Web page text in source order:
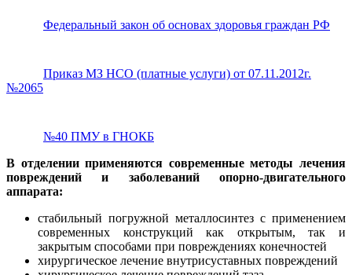
Федеральный закон об основах здоровья граждан РФ
Приказ МЗ НСО (платные услуги) от 07.11.2012г.
№2065
№40 ПМУ в ГНОКБ
В отделении применяются современные методы лечения
повреждений и заболеваний опорно-двигательного
аппарата:
стабильный погружной металлосинтез с применением
современных конструкций как открытым, так и
закрытым способами при повреждениях конечностей
хирургическое лечение внутрисуставных повреждений